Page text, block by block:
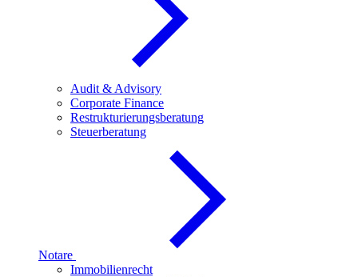
Audit & Advisory
Corporate Finance
Restrukturierungsberatung
Steuerberatung
Notare
Immobilienrecht